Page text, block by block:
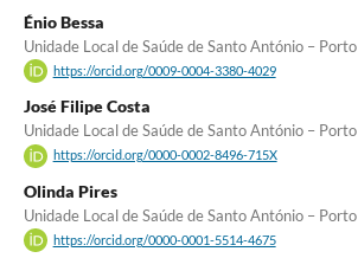
Énio Bessa
Unidade Local de Saúde de Santo António – Porto
https://orcid.org/0009-0004-3380-4029
José Filipe Costa
Unidade Local de Saúde de Santo António – Porto
https://orcid.org/0000-0002-8496-715X
Olinda Pires
Unidade Local de Saúde de Santo António – Porto
https://orcid.org/0000-0001-5514-4675